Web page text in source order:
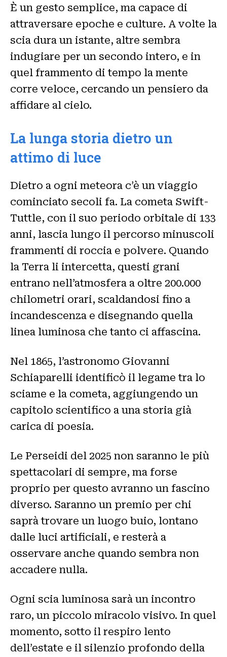
È un gesto semplice, ma capace di
attraversare epoche e culture. A volte la
scia dura un istante, altre sembra
indugiare per un secondo intero, e in
quel frammento di tempo la mente
corre veloce, cercando un pensiero da
affidare al cielo.
La lunga storia dietro un
attimo di luce
Dietro a ogni meteora c’è un viaggio
cominciato secoli fa. La cometa Swift-
Tuttle, con il suo periodo orbitale di 133
anni, lascia lungo il percorso minuscoli
frammenti di roccia e polvere. Quando
la Terra li intercetta, questi grani
entrano nell’atmosfera a oltre 200.000
chilometri orari, scaldandosi fino a
incandescenza e disegnando quella
linea luminosa che tanto ci affascina.
Nel 1865, l’astronomo Giovanni
Schiaparelli identificò il legame tra lo
sciame e la cometa, aggiungendo un
capitolo scientifico a una storia già
carica di poesia.
Le Perseidi del 2025 non saranno le più
spettacolari di sempre, ma forse
proprio per questo avranno un fascino
diverso. Saranno un premio per chi
saprà trovare un luogo buio, lontano
dalle luci artificiali, e resterà a
osservare anche quando sembra non
accadere nulla.
Ogni scia luminosa sarà un incontro
raro, un piccolo miracolo visivo. In quel
momento, sotto il respiro lento
dell’estate e il silenzio profondo della